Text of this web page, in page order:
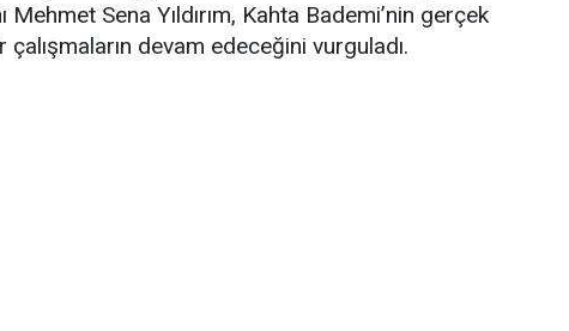
Sena Yıldırım, Kahta Bademi’nin gerçek
devam edeceğini vurguladı.